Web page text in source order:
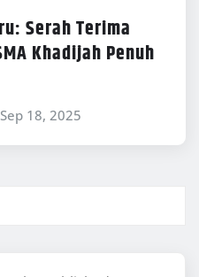
Serah Terima
Khadijah Penuh
Sep 18, 2025